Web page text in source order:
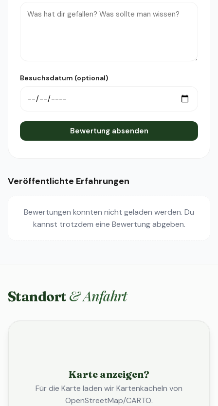
Besuchsdatum (optional)
Bewertung absenden
Veröffentlichte Erfahrungen
Bewertungen konnten nicht geladen werden. Du
kannst trotzdem eine Bewertung abgeben.
Standort & Anfahrt
Karte anzeigen?
Für die Karte laden wir Kartenkacheln von
OpenStreetMap/CARTO.